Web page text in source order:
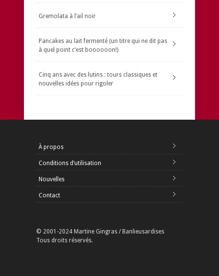
Gremolata à l’ail noir
Pancakes au lait fermenté (un titre qui ne dit pas
à quel point c’est boooooon!)
Cinq ans avec des lutins : tours classiques et
nouvelles idées pour rigoler
À propos
Conditions d’utilisation
Nouvelles
Contact
© 2001-2024 Martine Gingras / Banlieusardises
Tous droits réservés.